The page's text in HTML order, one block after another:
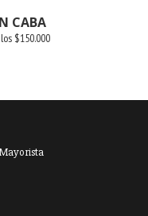
CABA
$150.000